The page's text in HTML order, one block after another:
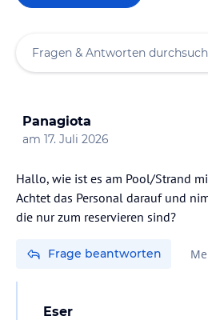
Panagiota
am 17. Juli 2026
Hallo, wie ist es am Pool/Strand
Achtet das Personal darauf und
die nur zum reservieren sind?
Frage beantworten
Eser